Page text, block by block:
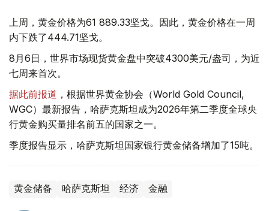
上周，黄金价格为61 889.33坚戈。因此，黄金价格在一周
内下跌了444.71坚戈。
8月6日，世界市场现货黄金盘中突破4300美元/盎司，为近
七周来首次。
据此前报道 ，根据世界黄金协会（World Gold Council,
WGC）最新报告，哈萨克斯坦成为2026年第二季度全球央
行黄金购买量排名前五的国家之一。
季度报告显示，哈萨克斯坦国家银行黄金储备增加了15吨。
黄金储备 哈萨克斯坦 经济 金融